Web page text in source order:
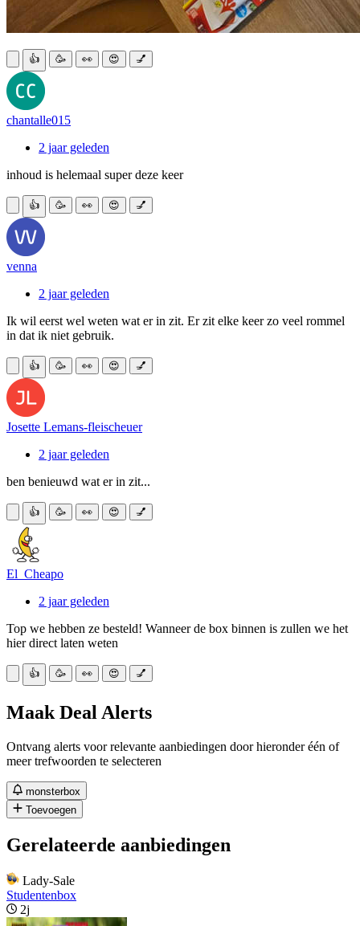
👍 🥳 👀 😍 💅
chantalle015
2 jaar geleden
inhoud is helemaal super deze keer
👍 🥳 👀 😍 💅
venna
2 jaar geleden
Ik wil eerst wel weten wat er in zit. Er zit elke keer zo veel rommel
in dat ik niet gebruik.
👍 🥳 👀 😍 💅
Josette Lemans-fleischeuer
2 jaar geleden
ben benieuwd wat er in zit...
👍 🥳 👀 😍 💅
El_Cheapo
2 jaar geleden
Top we hebben ze besteld! Wanneer de box binnen is zullen we het
hier direct laten weten
👍 🥳 👀 😍 💅
Maak Deal Alerts
Ontvang alerts voor relevante aanbiedingen door hieronder één of
meer trefwoorden te selecteren
monsterbox
Toevoegen
Gerelateerde aanbiedingen
Lady-Sale
Studentenbox
2j